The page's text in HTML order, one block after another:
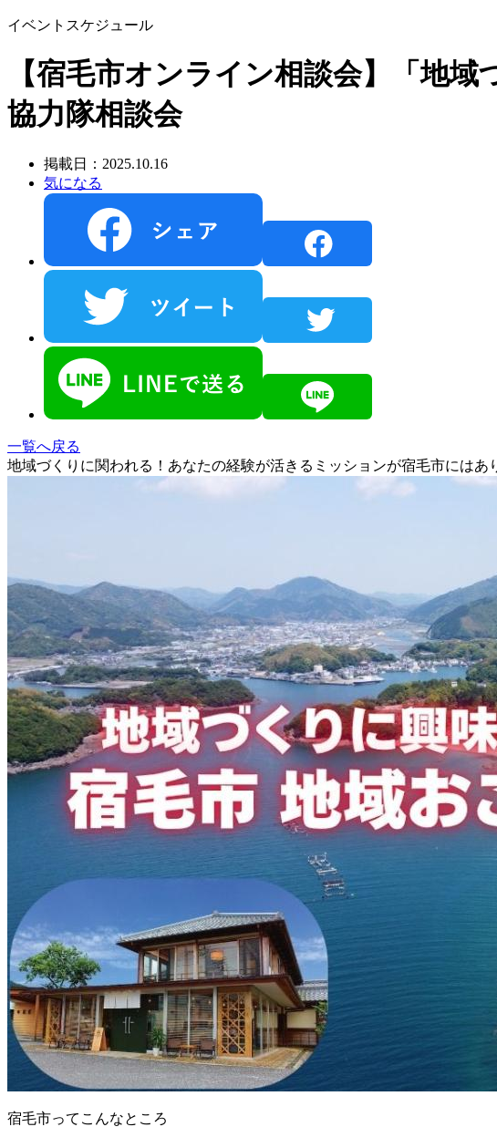
イベントスケジュール
【宿毛市オンライン相談会】「地
協力隊相談会
掲載日：2025.10.16
気になる
一覧へ戻る
地域づくりに関われる！あなたの経験が活きるミッションが宿毛市にはあ
宿毛市ってこんなところ